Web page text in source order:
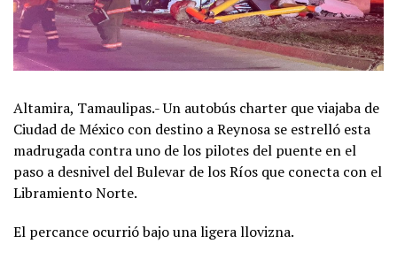
Altamira, Tamaulipas.- Un autobús charter que viajaba de
Ciudad de México con destino a Reynosa se estrelló esta
madrugada contra uno de los pilotes del puente en el
paso a desnivel del Bulevar de los Ríos que conecta con el
Libramiento Norte.
El percance ocurrió bajo una ligera llovizna.